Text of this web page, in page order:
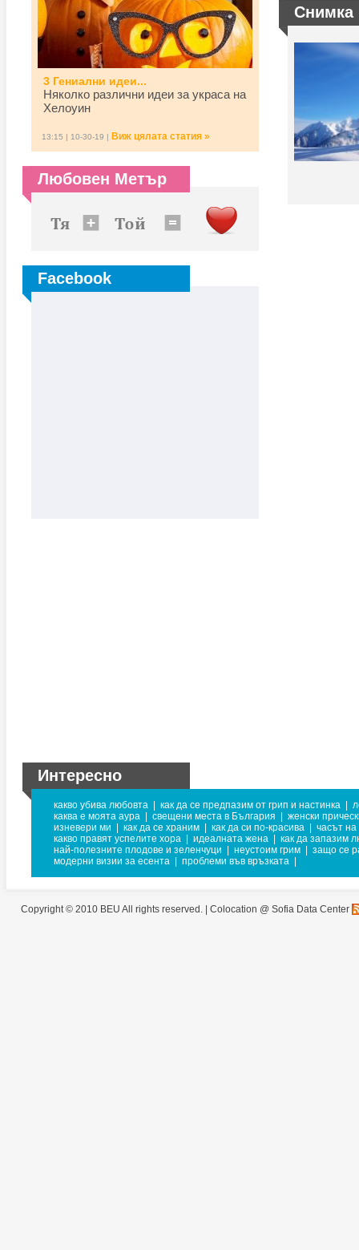
3 Гениални идеи...
Няколко различни идеи за украса на
Хелоуин
13:15 | 10-30-19 | Виж цялата статия »
Любовен Метър
Facebook
Снимка
Интересно
какво убива любовта как да се предпазим от грип и настинка
каква е моята аура
свещени места в България
женски
изневери ми
как да се храним как да си по-красива
часът
какво правят успелите хора
идеалната жена
как да запазим
най-полезните плодове и зеленчуци
неустоим грим
защо се
модерни визии за есента
проблеми във връзката
Copyright © 2010 BEU All rights reserved. | Colocation @ Sofia Data Center